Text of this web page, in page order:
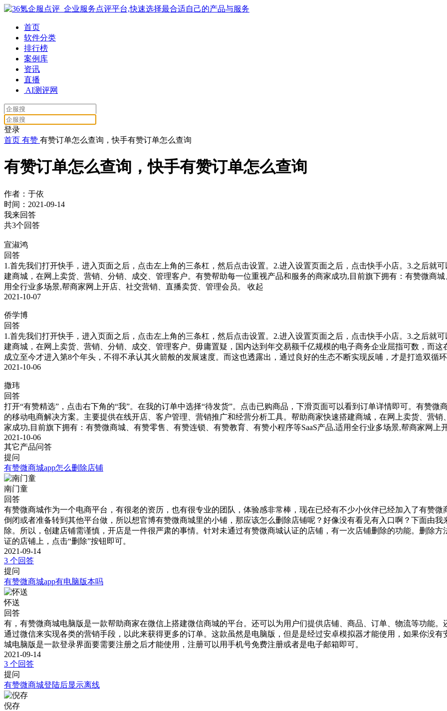
首页
软件分类
排行榜
案例库
资讯
直播
AI测评网
登录
首页 有赞 有赞订单怎么查询，快手有赞订单怎么查询
有赞订单怎么查询，快手有赞订单怎么查询
作者：于依
时间：2021-09-14
我来回答
共3个回答
宣淑鸿
回答
1.首先我们打开快手，进入页面之后，点击左上角的三条杠，然后点击设置。2.进入设置页面之后，点击快手小店。3.之后就
建商城，在网上卖货、营销、分销、成交、管理客户。有赞帮助每一位重视产品和服务的商家成功,目前旗下拥有：有赞微商
用全行业多场景,帮商家网上开店、社交营销、直播卖货、管理会员。
收起
2021-10-07
侨学博
回答
1.首先我们打开快手，进入页面之后，点击左上角的三条杠，然后点击设置。2.进入设置页面之后，点击快手小店。3.之后就
建商城，在网上卖货、营销、分销、成交、管理客户。毋庸置疑，国内达到年交易额千亿规模的电子商务企业屈指可数，而
成立至今才进入第8个年头，不得不承认其火箭般的发展速度。而这也透露出，通过良好的生态不断实现反哺，才是打造双循环
2021-10-06
撒玮
回答
打开“有赞精选”，点击右下角的“我”。在我的订单中选择“待发货”。点击已购商品，下滑页面可以看到订单详情即可。有赞
的移动电商解决方案。主要提供在线开店、客户管理、营销推广和经营分析工具。帮助商家快速搭建商城，在网上卖货、营
家成功,目前旗下拥有：有赞微商城、有赞零售、有赞连锁、有赞教育、有赞小程序等SaaS产品,适用全行业多场景,帮商家网上
2021-10-06
其它产品问答
提问
有赞微商城app怎么删除店铺
南门童
回答
有赞微商城作为一个电商平台，有很老的资历，也有很专业的团队，体验感非常棒，现在已经有不少小伙伴已经加入了有赞
倒闭或者准备转到其他平台做，所以想官博有赞微商城里的小铺，那应该怎么删除店铺呢？好像没有看见有入口啊？下面由
除。所以，创建店铺需谨慎，开店是一件很严肃的事情。针对未通过有赞微商城认证的店铺，有一次店铺删除的功能。删除
证的店铺上，点击“删除”按钮即可。
2021-09-14
3 个回答
提问
有赞微商城app有电脑版本吗
怀送
回答
有，有赞微商城电脑版是一款帮助商家在微信上搭建微信商城的平台。还可以为用户们提供店铺、商品、订单、物流等功能
通过微信来实现各类的营销手段，以此来获得更多的订单。这款虽然是电脑版，但是是经过安卓模拟器才能使用，如果你没有
城电脑版是一款登录界面要需要注册之后才能使用，注册可以用手机号免费注册或者是电子邮箱即可。
2021-09-14
3 个回答
提问
有赞微商城登陆后显示离线
倪存